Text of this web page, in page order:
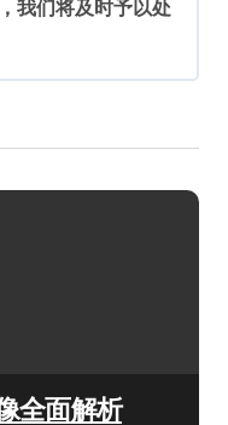
我们将及时予以处
全面解析